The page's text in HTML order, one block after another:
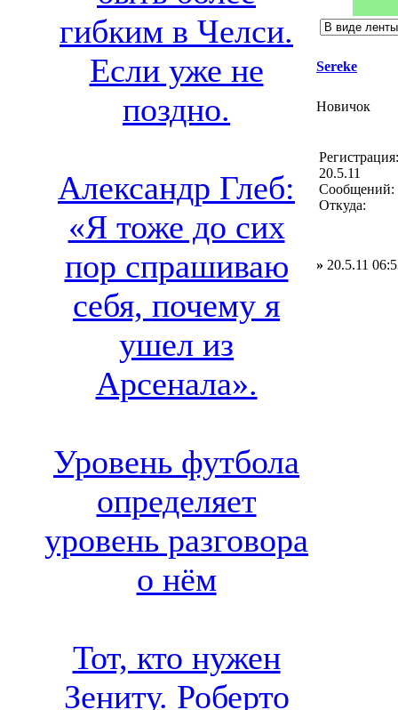
гибким в Челси.
Если уже не
поздно.
Александр Глеб:
«Я тоже до сих
пор спрашиваю
себя, почему я
ушел из
Арсенала».
Уровень футбола
определяет
уровень разговора
о нём
Тот, кто нужен
Зениту. Роберто
Sereke
Новичок
Регистрация:
20.5.11
Сообщений:
Откуда:
» 20.5.11